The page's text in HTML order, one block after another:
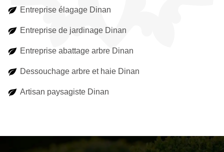
Entreprise élagage Dinan
Entreprise de jardinage Dinan
Entreprise abattage arbre Dinan
Dessouchage arbre et haie Dinan
Artisan paysagiste Dinan